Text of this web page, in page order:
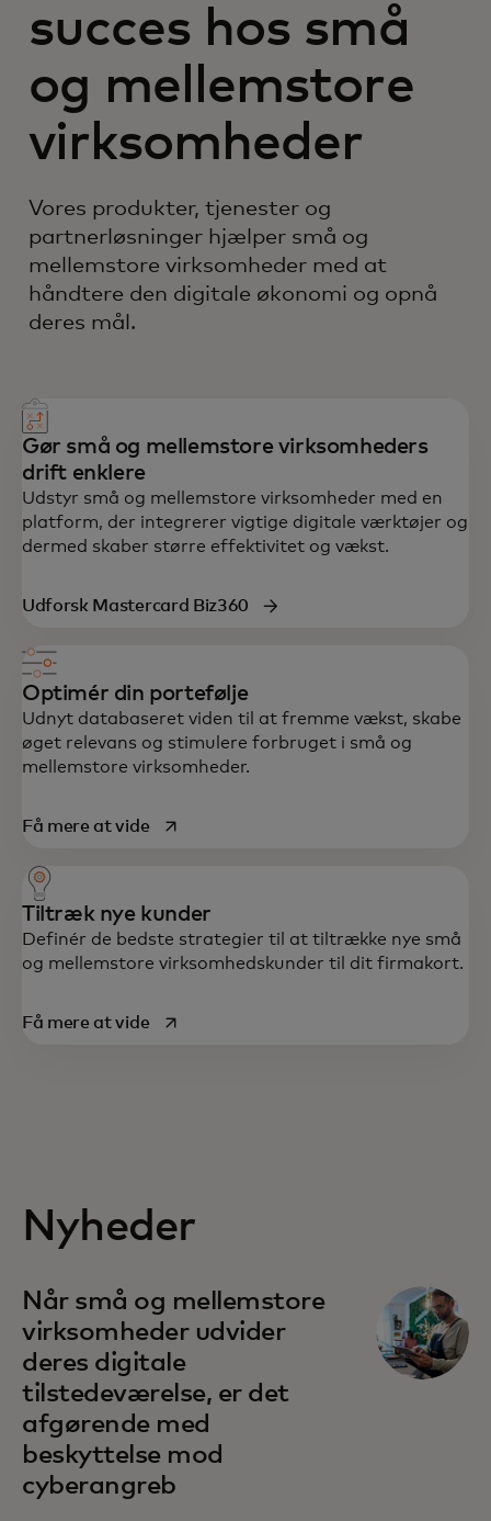
succes hos små
og mellemstore
virksomheder
Vores produkter, tjenester og
partnerløsninger hjælper små og
mellemstore virksomheder med at
håndtere den digitale økonomi og opnå
deres mål.
Gør små og mellemstore virksomheders
drift enklere
Udstyr små og mellemstore virksomheder med en
platform, der integrerer vigtige digitale værktøjer og
dermed skaber større effektivitet og vækst.
Udforsk Mastercard Biz360
Optimér din portefølje
Udnyt databaseret viden til at fremme vækst, skabe
øget relevans og stimulere forbruget i små og
mellemstore virksomheder.
Få mere at videopens in a new tab
Tiltræk nye kunder
Definér de bedste strategier til at tiltrække nye små
og mellemstore virksomhedskunder til dit firmakort.
Få mere at videopens in a new tab
Nyheder
Når små og mellemstore
virksomheder udvider
deres digitale
tilstedeværelse, er det
afgørende med
beskyttelse mod
cyberangreb